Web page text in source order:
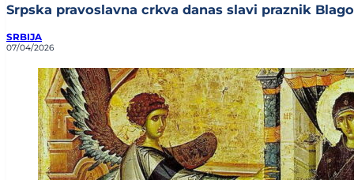
Srpska pravoslavna crkva danas slavi praznik
SRBIJA
07/04/2026